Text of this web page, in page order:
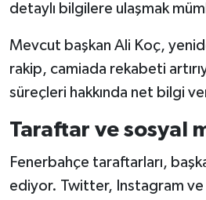
detaylı bilgilere ulaşmak
Mevcut başkan Ali Koç,
rakip, camiada rekabeti
süreçleri hakkında net bilgi
Taraftar ve sosyal
Fenerbahçe taraftarları,
ediyor. Twitter, Instagram ve